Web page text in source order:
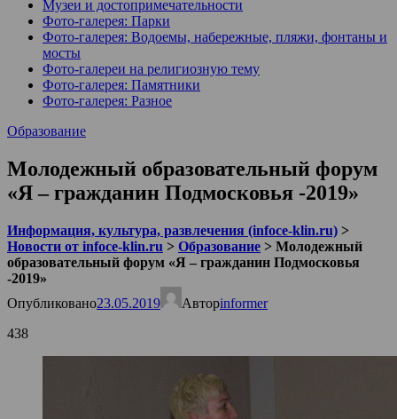
Музеи и достопримечательности
Фото-галерея: Парки
Фото-галерея: Водоемы, набережные, пляжи, фонтаны и
мосты
Фото-галереи на религиозную тему
Фото-галерея: Памятники
Фото-галерея: Разное
Образование
Молодежный образовательный форум
«Я – гражданин Подмосковья -2019»
Информация, культура, развлечения (infoce-klin.ru) >
Новости от infoce-klin.ru > Образование > Молодежный
образовательный форум «Я – гражданин Подмосковья
-2019»
Опубликовано23.05.2019 Авторinformer
438